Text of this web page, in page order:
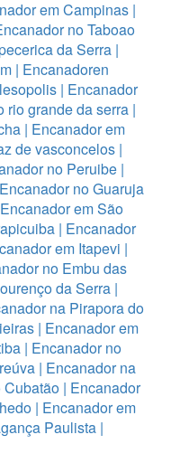
em Campinas |
no Taboao
da Serra |
| Encanadoren
| Encanador
rio grande da serra |
| Encanador em
de vasconcelos|
no Peruibe |
Encanador no Guaruja
Encanador em São
| Encanador
em Itapevi |
no Embu das
da Serra |
na Pirapora do
| Encanador em
| Encanador no
| Encanador na
Cubatão| Encanador
| Encanador em
Paulista |